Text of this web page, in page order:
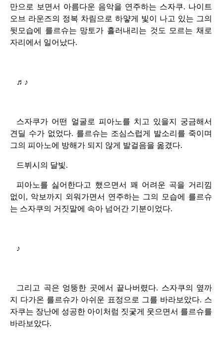
만으로 보면서 아름다운 음악을 연주하는 스자쿠. 나이트
오브 라운즈의 정복 차림으로 하얗게 빛이 나고 있는 그의
뒷모습에 를르슈는 망토가 흘러내리는 것도 모르는 채로
자리에서 일어났다.
♬♪
스자쿠가 어떤 얼굴로 피아노를 치고 있을지 궁금해서
견딜 수가 없었다. 를르슈는 조심스럽게 발소리를 죽이며
그의 피아노에 방해가 되지 않게 발걸음을 옮겼다.
드뷔시의 달빛.
피아노를 싫어한다고 했으면서 꽤 어려운 곡을 거리낌
없이, 악보까지 외워가면서 연주하는 그의 모습에 를르슈
는 스자쿠의 거짓말에 속아 넘어간 기분이었다.
♪
그리고 곡은 엉뚱한 곳에서 끝나버렸다. 스자쿠의 옆까
지 다가온 를르슈가 아쉬운 표정으로 그를 바라보았다. 스
자쿠는 장난에 성공한 아이처럼 짓궃게 웃으면서 를르슈를
바라보았다.